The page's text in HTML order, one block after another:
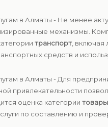
в Алматы - Не менее
механизмы.
транспорт ,
средств и
в Алматы - Для
привлекательности
оценка категории товары
по составлению и